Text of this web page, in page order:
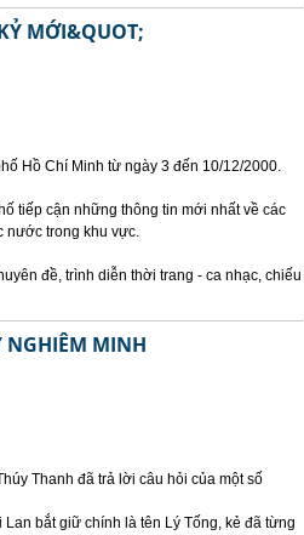
MỚI&QUOT;
Hồ Chí Minh từ ngày 3 đến 10/12/2000.
tiếp cận những thông tin mới nhất về các
nước trong khu vực.
đề, trình diễn thời trang - ca nhạc, chiếu
NGHIÊM MINH
Thanh đã trả lời câu hỏi của một số
bắt giữ chính là tên Lý Tống, kẻ đã từng